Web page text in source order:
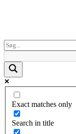
Exact matches only
Search in title